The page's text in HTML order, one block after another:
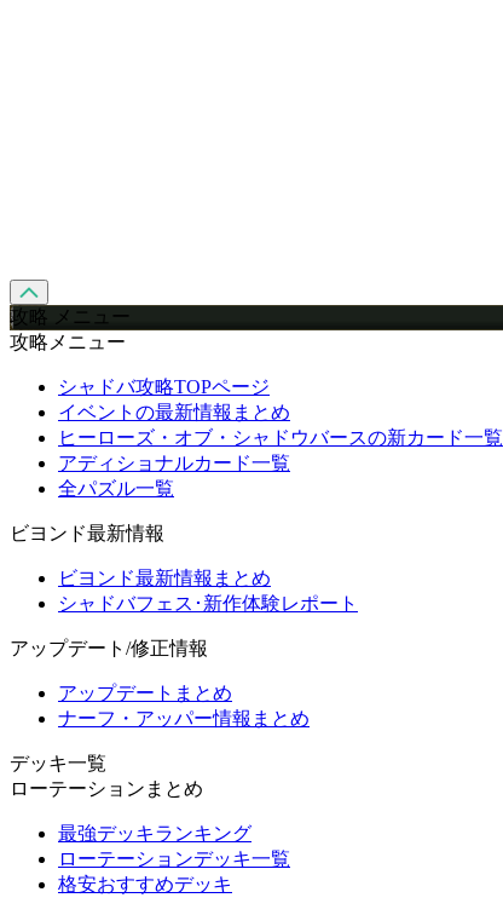
攻略 メニュー
攻略メニュー
シャドバ攻略TOPページ
イベントの最新情報まとめ
ヒーローズ・オブ・シャドウバースの新カード一覧
アディショナルカード一覧
全パズル一覧
ビヨンド最新情報
ビヨンド最新情報まとめ
シャドバフェス･新作体験レポート
アップデート/修正情報
アップデートまとめ
ナーフ・アッパー情報まとめ
デッキ一覧
ローテーションまとめ
最強デッキランキング
ローテーションデッキ一覧
格安おすすめデッキ